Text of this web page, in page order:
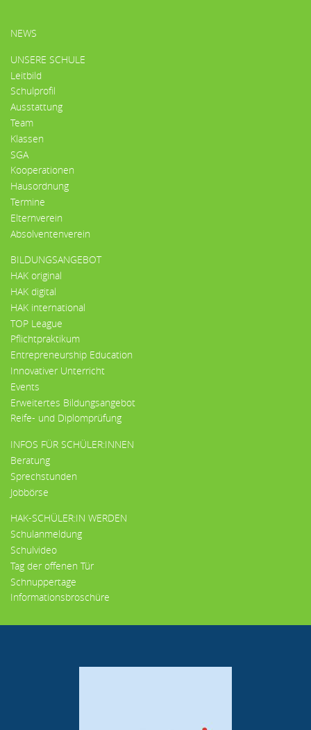
HAUPTMENÜ
NEWS
UNSERE SCHULE
Leitbild
Schulprofil
Ausstattung
Team
Klassen
SGA
Kooperationen
Hausordnung
Termine
Elternverein
Absolventenverein
BILDUNGSANGEBOT
HAK original
HAK digital
HAK international
TOP League
Pflichtpraktikum
Entrepreneurship Education
Innovativer Unterricht
Events
Erweitertes Bildungsangebot
Reife- und Diplomprüfung
INFOS FÜR SCHÜLER:INNEN
Beratung
Sprechstunden
Jobbörse
HAK-SCHÜLER:IN WERDEN
Schulanmeldung
Schulvideo
Tag der offenen Tür
Schnuppertage
Informationsbroschüre